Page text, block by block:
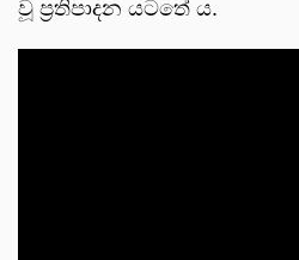
වූ ප්‍රතිපාදන යටතේ ය.